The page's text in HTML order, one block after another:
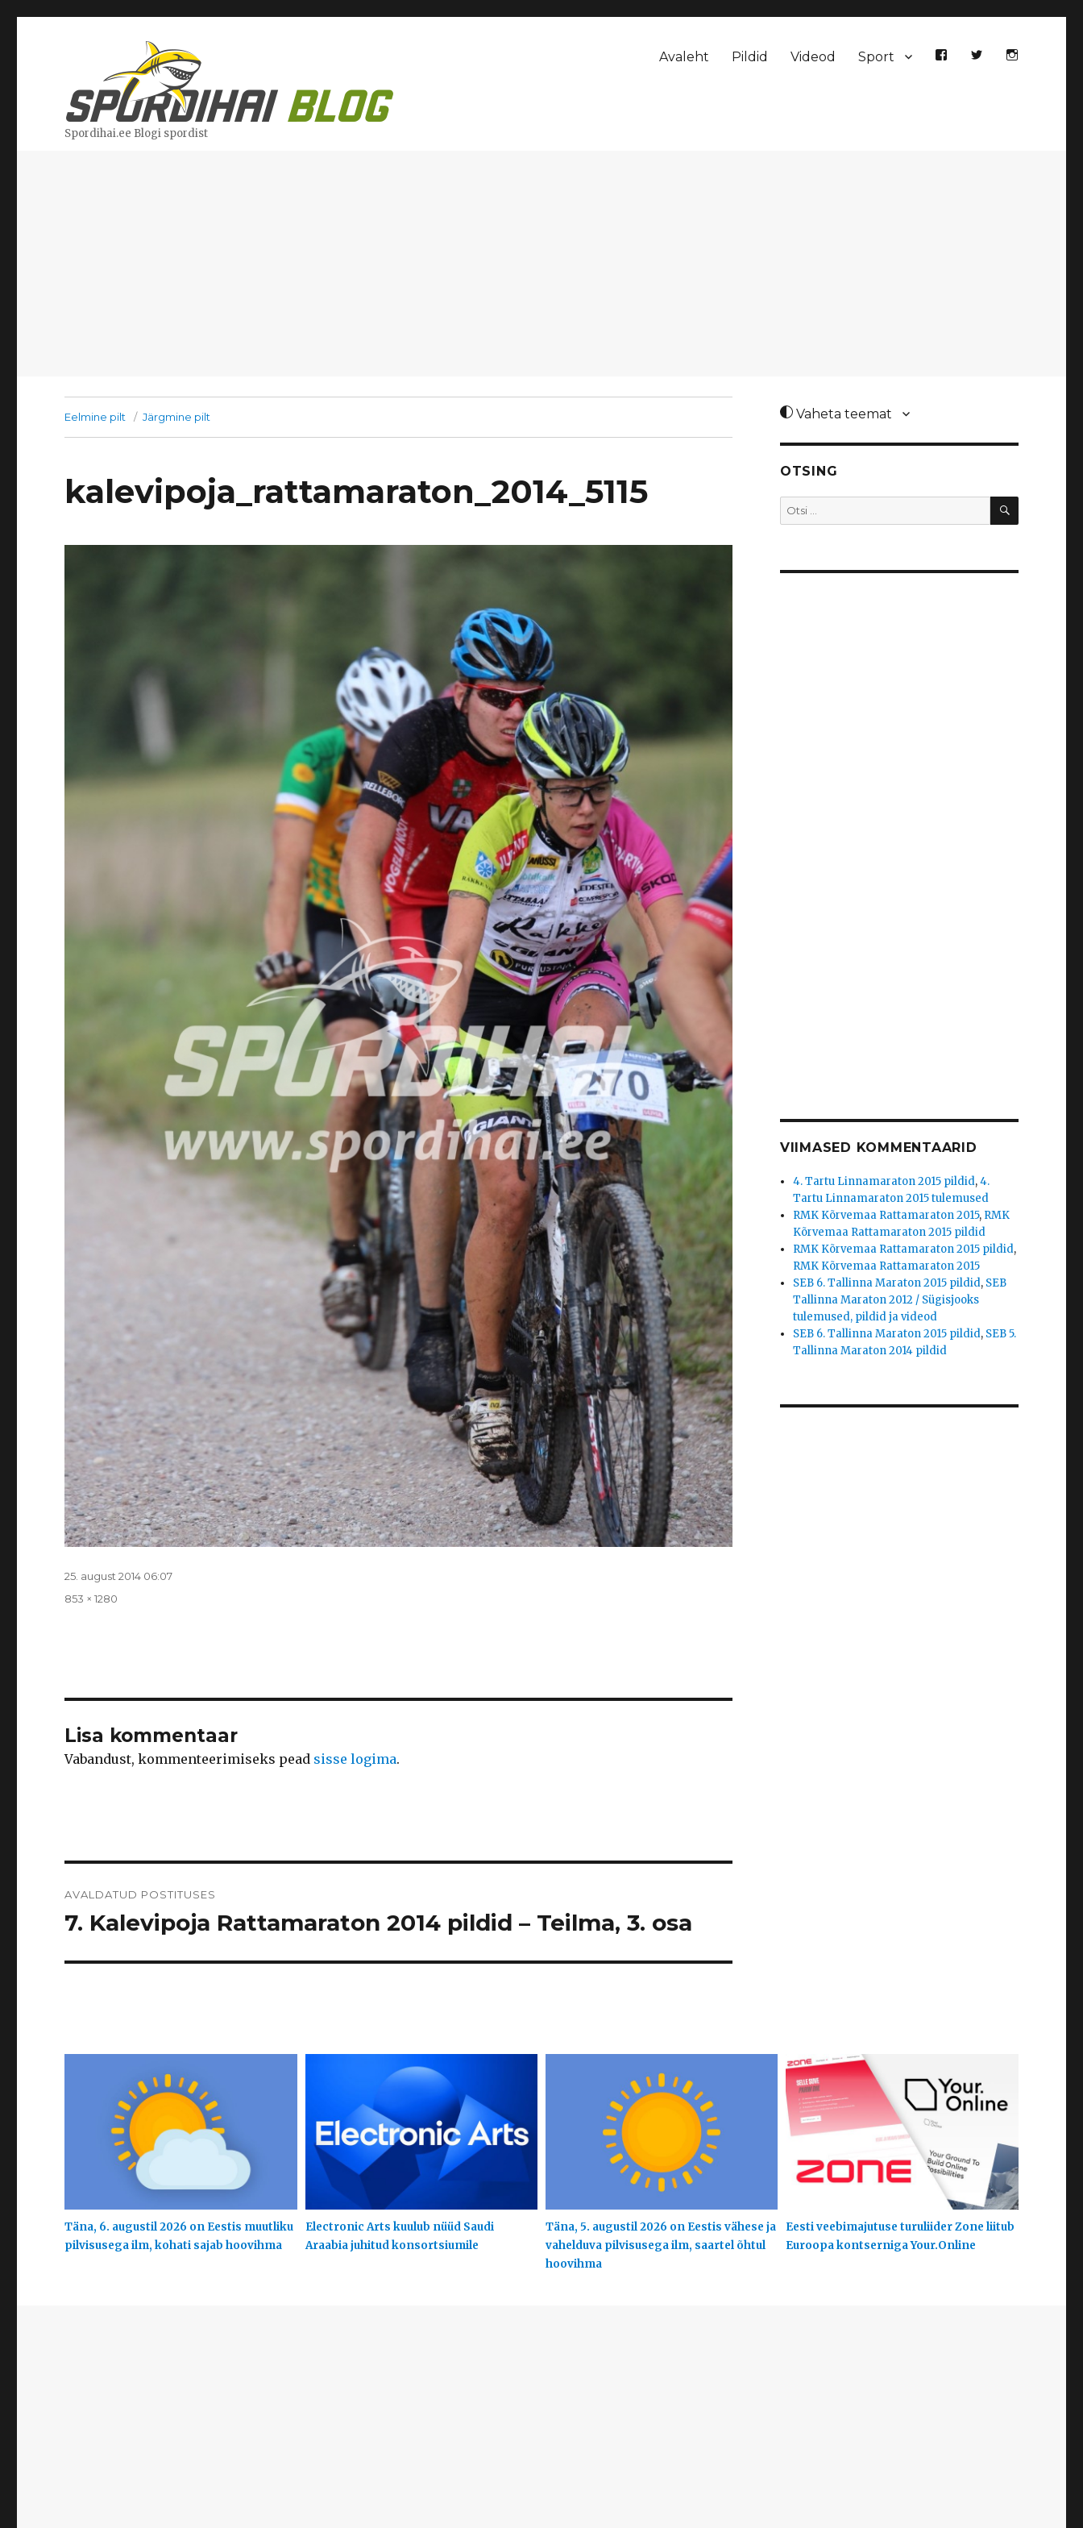
Spordihai.ee Blogi spordist
Avaleht Pildid Videod Sport
Eelmine pilt Järgmine pilt
kalevipoja_rattamaraton_2014_5115
Postitatud
25. august 2014 06:07
Täissuurus
853 × 1280
Lisa kommentaar
Vabandust, kommenteerimiseks pead sisse logima.
AVALDATUD POSTITUSES
7. Kalevipoja Rattamaraton 2014 pildid – Teilma, 3. osa
Vaheta teemat
OTSING
Otsi: OTSI
VIIMASED KOMMENTAARID
4. Tartu Linnamaraton 2015 pildid,4.
Tartu Linnamaraton 2015 tulemused
RMK Kõrvemaa Rattamaraton 2015, RMK
Kõrvemaa Rattamaraton 2015 pildid
RMK Kõrvemaa Rattamaraton 2015 pildid,
RMK Kõrvemaa Rattamaraton 2015
SEB 6. Tallinna Maraton 2015 pildid, SEB
Tallinna Maraton 2012 / Sügisjooks
tulemused, pildid ja videod
SEB 6. Tallinna Maraton 2015 pildid, SEB 5.
Tallinna Maraton 2014 pildid
Täna, 6. augustil 2026 on Eestis muutliku
pilvisusega ilm, kohati sajab hoovihma
Electronic Arts kuulub nüüd Saudi
Araabia juhitud konsortsiumile
Täna, 5. augustil 2026 on Eestis vähese ja
vahelduva pilvisusega ilm, saartel õhtul
hoovihma
Eesti veebimajutuse turuliider Zone liitub
Euroopa kontserniga Your.Online